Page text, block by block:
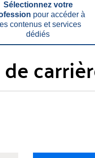
Sélectionnez votre
pour accéder à
contenus et services
dédiés
initiale ou continue
Mon